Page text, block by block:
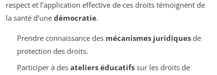
respect et l’application effective de ces droits témoignent de
la santé d’une démocratie.
Prendre connaissance des mécanismes juridiquesde
protection des droits.
Participer à des ateliers éducatifssur les droits de